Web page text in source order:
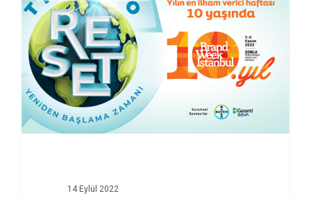
14 Eylül 2022